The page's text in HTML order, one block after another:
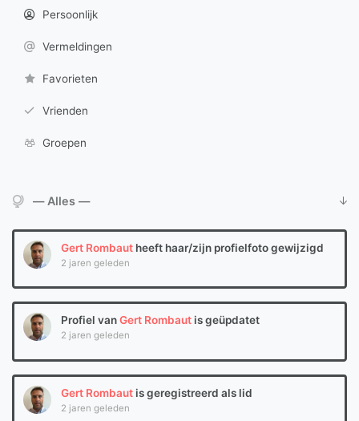
Persoonlijk
Vermeldingen
Favorieten
Vrienden
Groepen
Toon:
Gert Rombaut heeft haar/zijn profielfoto gewijzigd
2 jaren geleden
Profiel vanGert Rombautis geüpdatet
2 jaren geleden
Gert Rombautis geregistreerd als lid
2 jaren geleden